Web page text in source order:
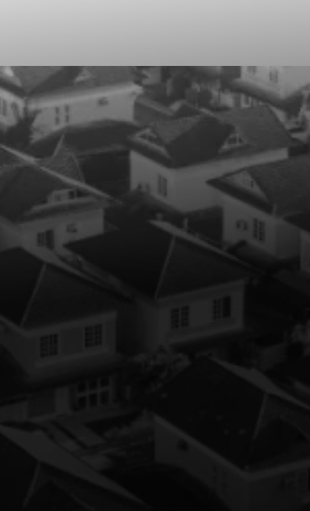
Modular